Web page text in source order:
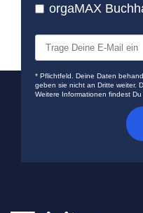
orgaMAX
* Pflichtfeld. Deine Daten
geben sie nicht an Dritte weiter.
Weitere Informationen findest